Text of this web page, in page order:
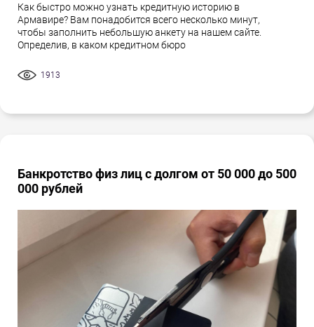
Как быстро можно узнать кредитную историю в
Армавире? Вам понадобится всего несколько минут,
чтобы заполнить небольшую анкету на нашем сайте.
Определив, в каком кредитном бюро
1913
Банкротство физ лиц с долгом от 50 000 до 500
000 рублей